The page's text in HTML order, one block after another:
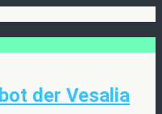
der Vesalia